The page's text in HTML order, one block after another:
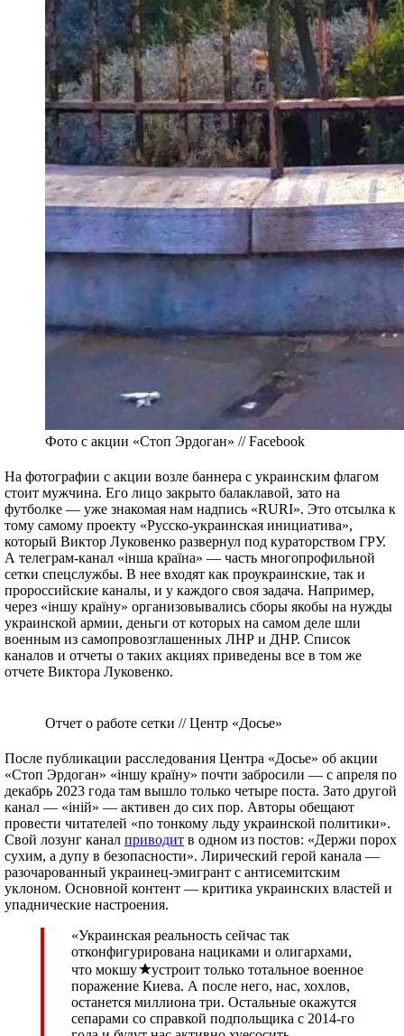
Фото с акции «Стоп Эрдоган» // Facebook
На фотографии с акции возле баннера с украинским флагом
стоит мужчина. Его лицо закрыто балаклавой, зато на
футболке — уже знакомая нам надпись «RURI». Это отсылка к
тому самому проекту «Русско-украинская инициатива»,
который Виктор Луковенко развернул под кураторством ГРУ.
А телеграм-канал «інша країна» — часть многопрофильной
сетки спецслужбы. В нее входят как проукраинские, так и
пророссийские каналы, и у каждого своя задача. Например,
через «іншу країну» организовывались сборы якобы на нужды
украинской армии, деньги от которых на самом деле шли
военным из самопровозглашенных ЛНР и ДНР. Список
каналов и отчеты о таких акциях приведены все в том же
отчете Виктора Луковенко.
Отчет о работе сетки // Центр «Досье»
После публикации расследования Центра «Досье» об акции
«Стоп Эрдоган» «іншу країну» почти забросили — с апреля по
декабрь 2023 года там вышло только четыре поста. Зато другой
канал — «iнiй» — активен до сих пор. Авторы обещают
провести читателей «по тонкому льду украинской политики».
Свой лозунг канал приводит в одном из постов: «Держи порох
сухим, а дупу в безопасности». Лирический герой канала —
разочарованный украинец-эмигрант с антисемитским
уклоном. Основной контент — критика украинских властей и
упаднические настроения.
«Украинская реальность сейчас так
отконфигурирована нациками и олигархами,
что мокшу
устроит только тотальное военное
поражение Киева. А после него, нас, хохлов,
останется миллиона три. Остальные окажутся
сепарами со справкой подпольщика с 2014-го